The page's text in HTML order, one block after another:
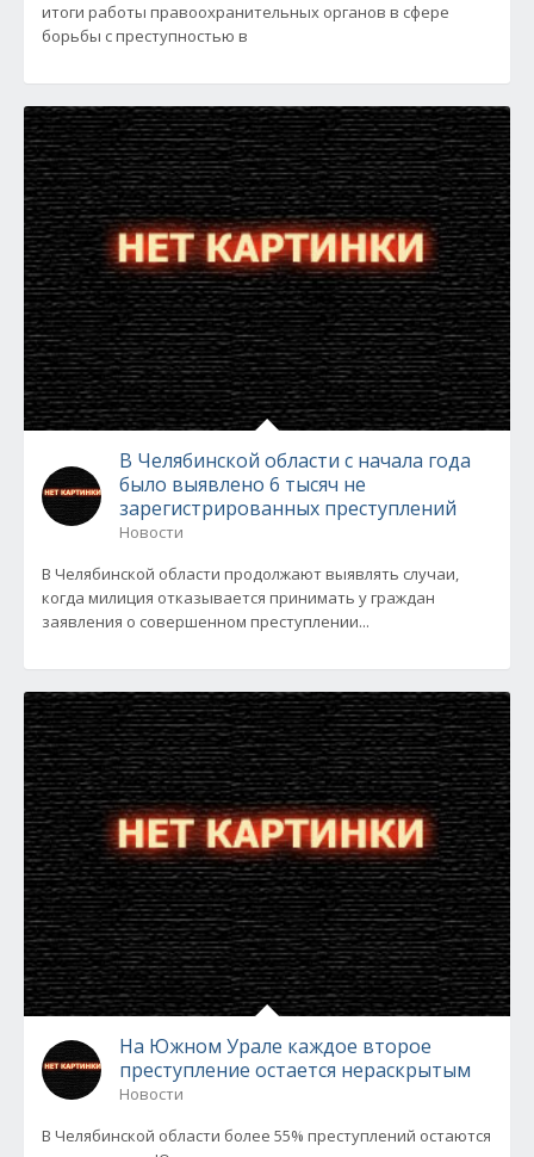
итоги работы правоохранительных органов в сфере
борьбы с преступностью в
В Челябинской области с начала года
было выявлено 6 тысяч не
зарегистрированных преступлений
Новости
В Челябинской области продолжают выявлять случаи,
когда милиция отказывается принимать у граждан
заявления о совершенном преступлении...
На Южном Урале каждое второе
преступление остается нераскрытым
Новости
В Челябинской области более 55% преступлений остаются